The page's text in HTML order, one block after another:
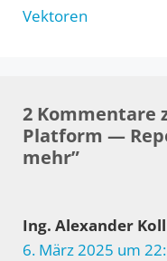
Vektoren
2 Kommentare
Platform —
mehr”
Ing. Alexander
6. März 2025 um